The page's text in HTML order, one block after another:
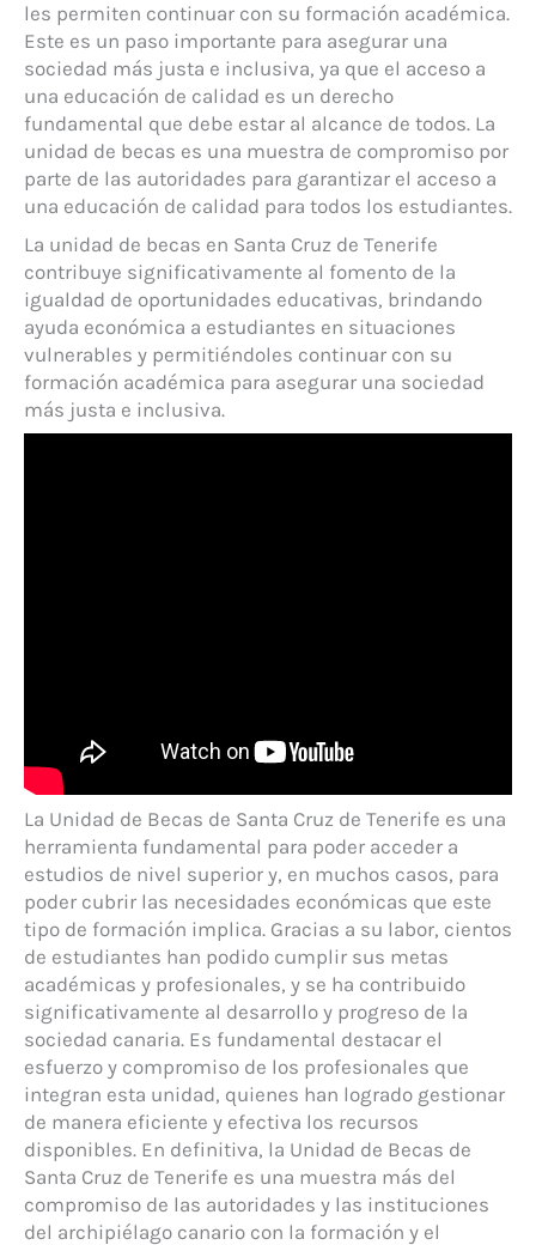
les permiten continuar con su formación académica.
Este es un paso importante para asegurar una
sociedad más justa e inclusiva, ya que el acceso a
una educación de calidad es un derecho
fundamental que debe estar al alcance de todos. La
unidad de becas es una muestra de compromiso por
parte de las autoridades para garantizar el acceso a
una educación de calidad para todos los estudiantes.
La unidad de becas en Santa Cruz de Tenerife
contribuye significativamente al fomento de la
igualdad de oportunidades educativas, brindando
ayuda económica a estudiantes en situaciones
vulnerables y permitiéndoles continuar con su
formación académica para asegurar una sociedad
más justa e inclusiva.
La Unidad de Becas de Santa Cruz de Tenerife es una
herramienta fundamental para poder acceder a
estudios de nivel superior y, en muchos casos, para
poder cubrir las necesidades económicas que este
tipo de formación implica. Gracias a su labor, cientos
de estudiantes han podido cumplir sus metas
académicas y profesionales, y se ha contribuido
significativamente al desarrollo y progreso de la
sociedad canaria. Es fundamental destacar el
esfuerzo y compromiso de los profesionales que
integran esta unidad, quienes han logrado gestionar
de manera eficiente y efectiva los recursos
disponibles. En definitiva, la Unidad de Becas de
Santa Cruz de Tenerife es una muestra más del
compromiso de las autoridades y las instituciones
del archipiélago canario con la formación y el